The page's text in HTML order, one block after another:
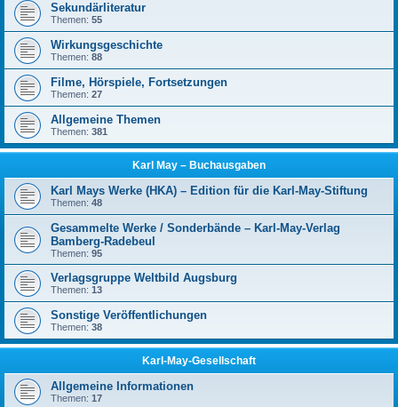
Sekundärliteratur
Themen: 55
Wirkungsgeschichte
Themen: 88
Filme, Hörspiele, Fortsetzungen
Themen: 27
Allgemeine Themen
Themen: 381
Karl May – Buchausgaben
Karl Mays Werke (HKA) – Edition für die Karl-May-Stiftung
Themen: 48
Gesammelte Werke / Sonderbände – Karl-May-Verlag
Bamberg-Radebeul
Themen: 95
Verlagsgruppe Weltbild Augsburg
Themen: 13
Sonstige Veröffentlichungen
Themen: 38
Karl-May-Gesellschaft
Allgemeine Informationen
Themen: 17